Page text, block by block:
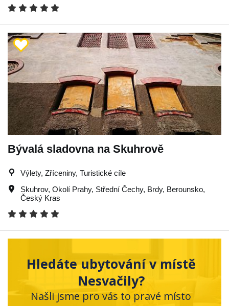
Bývalá sladovna na Skuhrově
Výlety, Zříceniny, Turistické cíle
Skuhrov, Okolí Prahy, Střední Čechy, Brdy, Berounsko,
Český Kras
Hledáte ubytování v místě
Nesvačily?
Našli jsme pro vás to pravé místo